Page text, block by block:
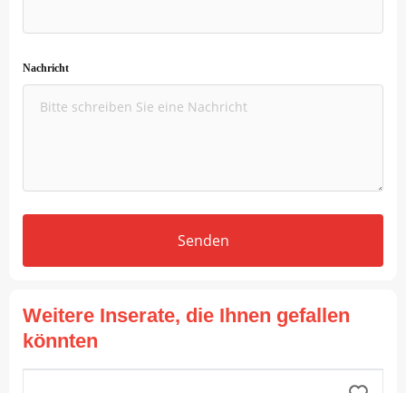
Nachricht
Senden
Weitere Inserate, die Ihnen gefallen
könnten